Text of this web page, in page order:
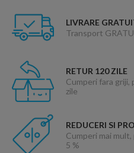
LIVRARE
Transport
RETUR 120 ZILE
Cumperi fara
zile
REDUCERI SI
Cumperi mai
5 %